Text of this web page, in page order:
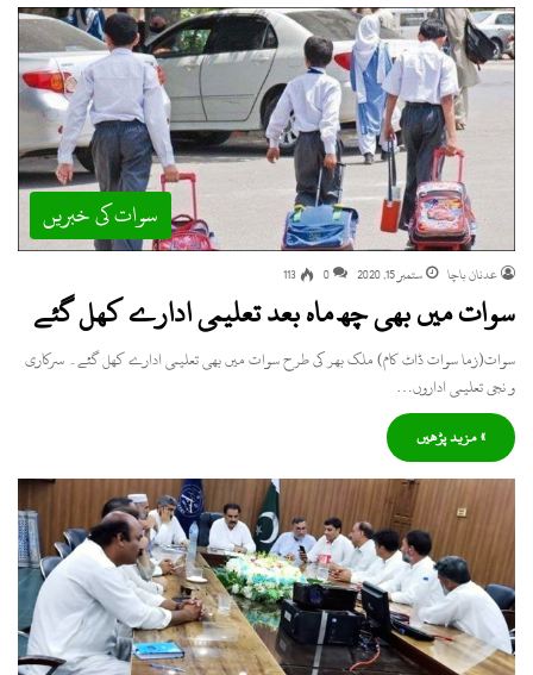
سوات کی خبریں
عدنان باچا ستمبر 15, 2020 0
113
سوات میں بھی چھ ماہ بعد تعلیمی ادارے کھل گئے
سوات(زما سوات ڈاٹ کام) ملک بھر کی طرح سوات میں بھی تعلیمی ادارے کھل گئے۔ سرکاری
و نجی تعلیمی اداروں…
» مزید پڑھیں